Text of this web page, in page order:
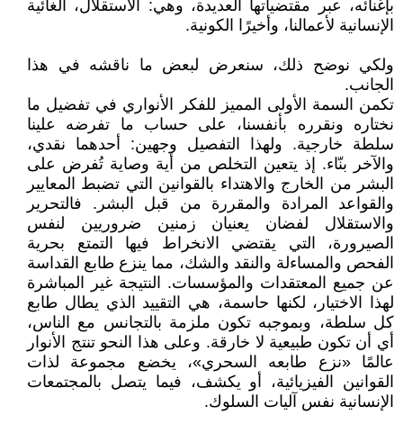
بإغنائه، عبر مقتضياتها العديدة، وهي: الاستقلال، الغائية
الإنسانية لأعمالنا، وأخيرًا الكونية.
ولكي نوضح ذلك، سنعرض لبعض ما ناقشه في هذا
الجانب.
تكمن السمة الأولى المميز للفكر الأنواري في تفضيل ما
نختاره ونقرره بأنفسنا، على حساب ما تفرضه علينا
سلطة خارجية. ولهذا التفصيل وجهين: أحدهما نقدي،
والآخر بنّاء. إذ يتعين التخلص من أية وصاية تُفرض على
البشر من الخارج والاهتداء بالقوانين التي تضبط المعايير
والقواعد المرادة والمقررة من قبل البشر. فالتحرير
والاستقلال لفضان يعنيان زمنين ضروريين لنفس
الصيرورة، التي يقتضي الانخراط فيها التمتع بحرية
الفحص والمساءلة والنقد والشك، مما ينزع طابع القداسة
عن جميع المعتقدات والمؤسسات. النتيجة غير المباشرة
لهذا الاختيار، لكنها حاسمة، هي التقييد الذي يطال طابع
كل سلطة، وبموجبه تكون ملزمة بالتجانس مع الناس،
أي أن تكون طبيعية لا خارقة. وعلى هذا النحو تنتج الأنوار
عالمًا «نزع طابعه السحري»، يخضع مجموعة لذات
القوانين الفيزيائية، أو يكشف، فيما يتصل بالمجتمعات
الإنسانية نفس آليات السلوك.